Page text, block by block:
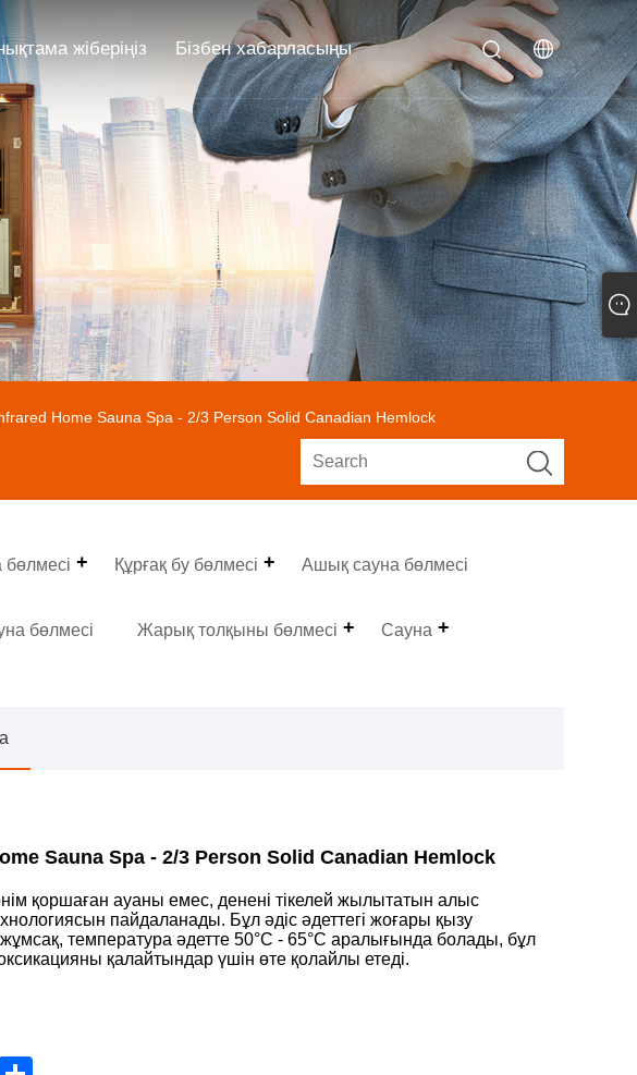
жіберіңіз Бізбен хабарласыңы
Home Sauna Spa - 2/3 Person Solid Canadian Hemlock
Құрғақ бу бөлмесі Ашық сауна бөлмесі
бөлмесі Жарық толқыны бөлмесі Сауна
Sauna Spa - 2/3 Person Solid Canadian Hemlock
қоршаған ауаны емес, денені тікелей жылытатын алыс
пайдаланады. Бұл әдіс әдеттегі жоғары қызу
температура әдетте 50°C - 65°C аралығында болады, бұл
қалайтындар үшін өте қолайлы етеді.